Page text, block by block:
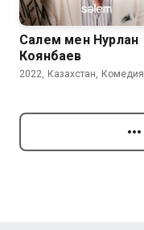
Салем мен Нурлан
Коянбаев
2022, Казахстан, Комедия